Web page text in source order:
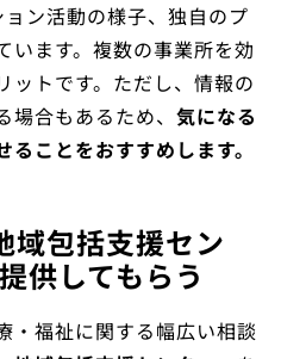
ン活動の様子、独自のプ
います。複数の事業所を効
ットです。ただし、情報の
合もあるため、 気になる
ことをおすすめします。
域包括支援セン
供してもらう
・福祉に関する幅広い相談